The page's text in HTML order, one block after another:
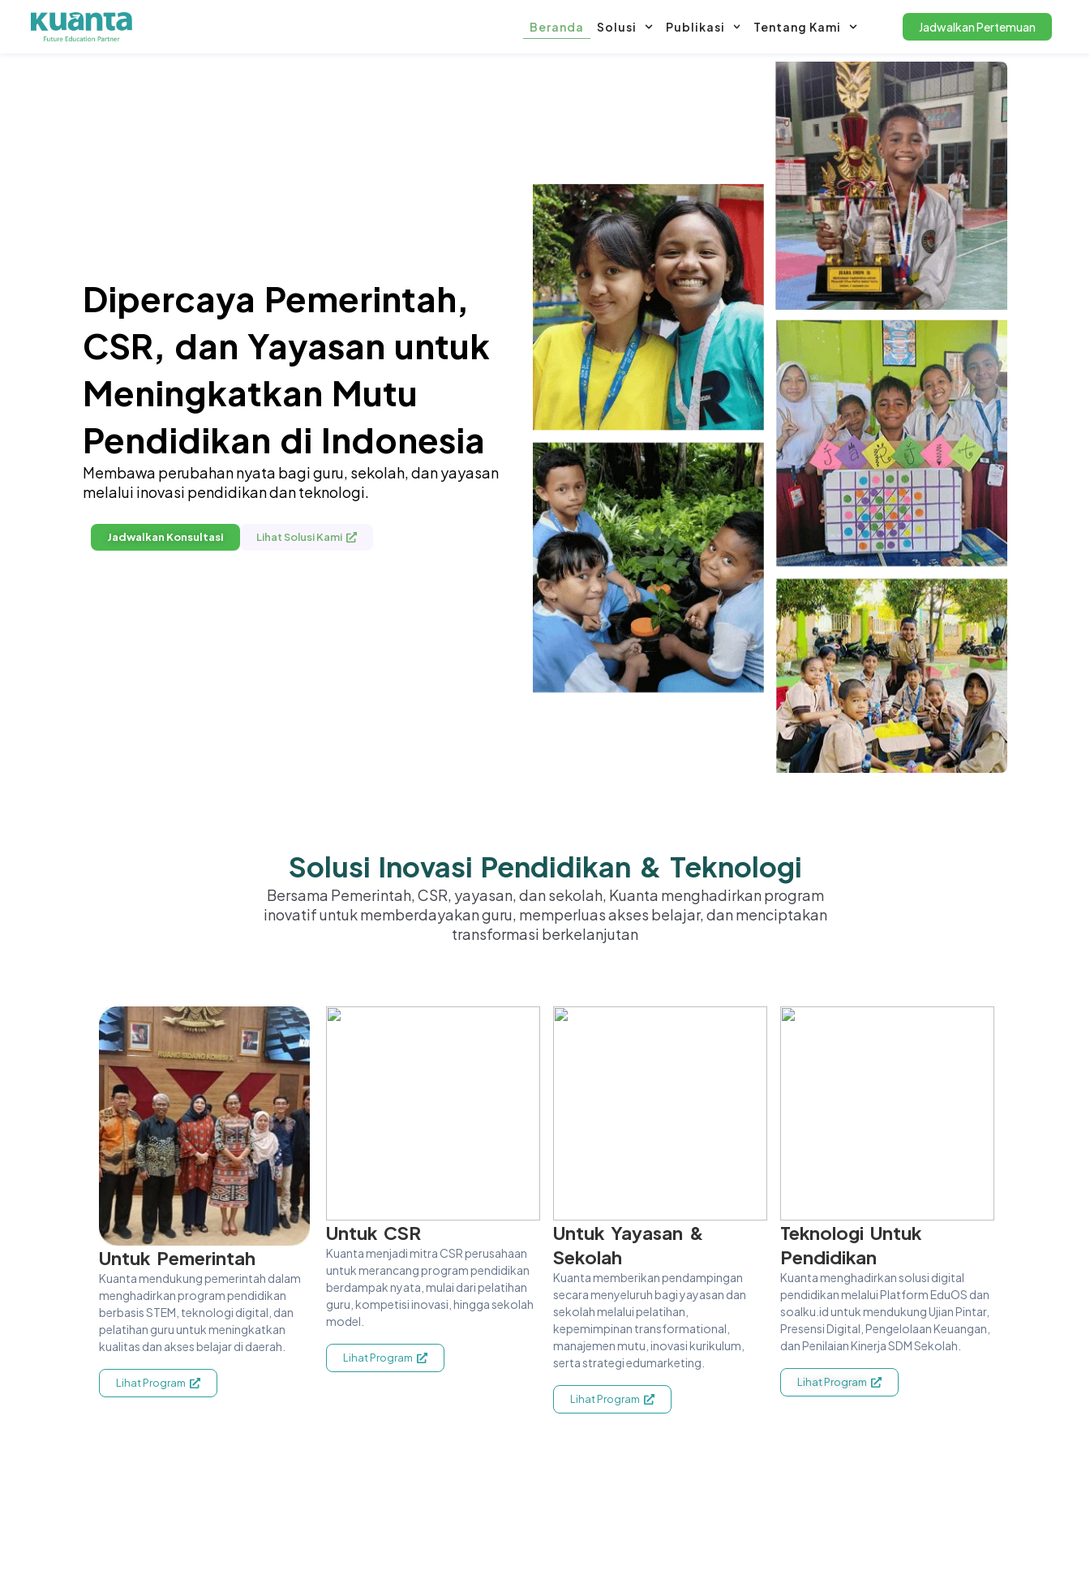
Beranda Solusi Publikasi Tentang Kami Jadwalkan Pertemuan
Dipercaya Pemerintah,
CSR, dan Yayasan untuk
Meningkatkan Mutu
Pendidikan di Indonesia
Membawa perubahan nyata bagi guru, sekolah, dan yayasan
melalui inovasi pendidikan dan teknologi.
Jadwalkan Konsultasi Lihat Solusi Kami
Solusi Inovasi Pendidikan & Teknologi
Bersama Pemerintah, CSR, yayasan, dan sekolah, Kuanta menghadirkan program
inovatif untuk memberdayakan guru, memperluas akses belajar, dan menciptakan
transformasi berkelanjutan
Untuk Pemerintah
Kuanta mendukung pemerintah dalam
menghadirkan program pendidikan
berbasis STEM, teknologi digital, dan
pelatihan guru untuk meningkatkan
kualitas dan akses belajar di daerah.
Lihat Program
Untuk CSR
Kuanta menjadi mitra CSR perusahaan
untuk merancang program pendidikan
berdampak nyata, mulai dari pelatihan
guru, kompetisi inovasi, hingga sekolah
model.
Lihat Program
Untuk Yayasan &
Sekolah
Kuanta memberikan pendampingan
secara menyeluruh bagi yayasan dan
sekolah melalui pelatihan,
kepemimpinan transformational,
manajemen mutu, inovasi kurikulum,
serta strategi edumarketing.
Lihat Program
Teknologi Untuk
Pendidikan
Kuanta menghadirkan solusi digital
pendidikan melalui Platform EduOS dan
soalku.id untuk mendukung Ujian Pintar,
Presensi Digital, Pengelolaan Keuangan,
dan Penilaian Kinerja SDM Sekolah.
Lihat Program